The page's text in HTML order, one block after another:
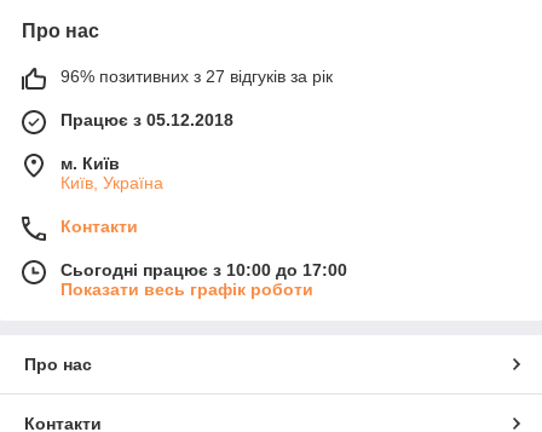
Про нас
96% позитивних з 27 відгуків за рік
Працює з 05.12.2018
м. Київ
Київ, Україна
Контакти
Сьогодні працює з 10:00 до 17:00
Показати весь графік роботи
Про нас
Контакти